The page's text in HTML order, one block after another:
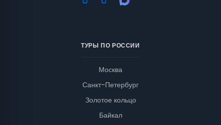
ТУРЫ ПО РОССИИ
Москва
Санкт-Петербург
Золотое кольцо
Байкал